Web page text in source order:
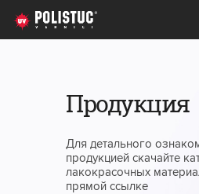
Продукция
Для детального
продукцией скачайте
лакокрасочных
прямой ссылке